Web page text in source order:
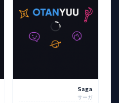
Saga
サーガ